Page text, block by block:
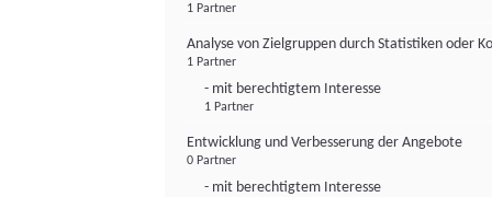
1 Partner
Analyse von Zielgruppen durch Statistiken oder
1 Partner
- mit berechtigtem Interesse
1 Partner
Entwicklung und Verbesserung der Angebote
0 Partner
- mit berechtigtem Interesse